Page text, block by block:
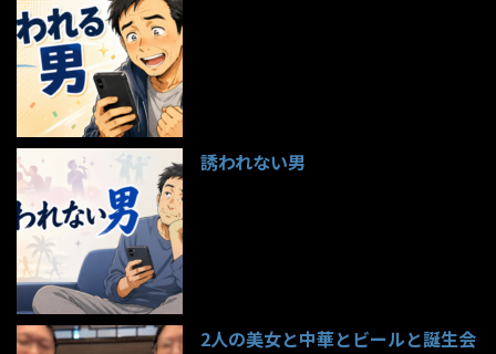
誘われない男
2人の美女と中華とビールと誕生会